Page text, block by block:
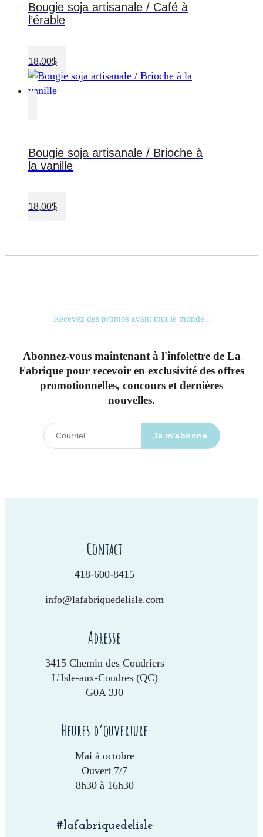
Bougie soja artisanale / Café à
l’érable
18,00$
Bougie soja artisanale / Brioche à
la vanille
18,00$
Recevez des promos avant tout le monde !
Abonnez-vous maintenant à l'infolettre de La
Fabrique pour recevoir en exclusivité des offres
promotionnelles, concours et dernières
nouvelles.
Contact
418-600-8415
info@lafabriquedelisle.com
Adresse
3415 Chemin des Coudriers
L’Isle-aux-Coudres (QC)
G0A 3J0
Heures d’ouverture
Mai à octobre
Ouvert 7/7
8h30 à 16h30
#lafabriquedelisle